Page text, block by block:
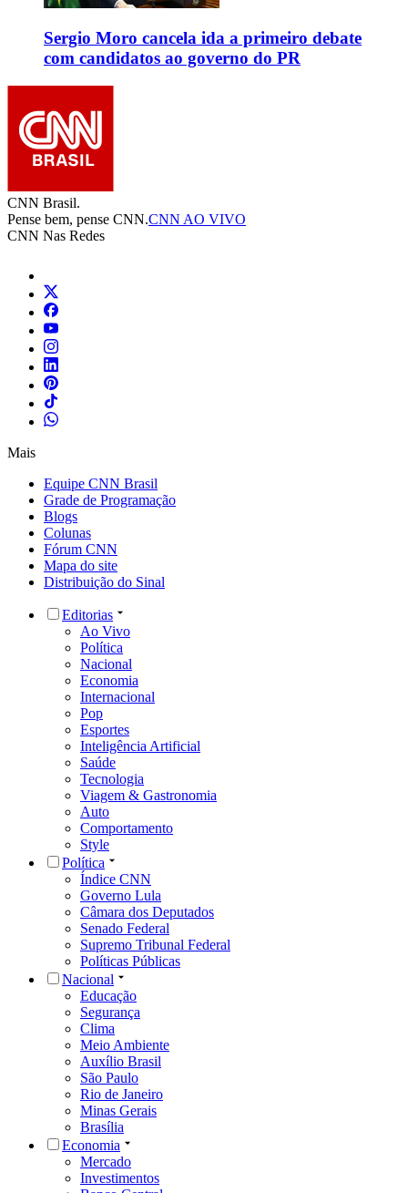
Sergio Moro cancela ida a primeiro debate
com candidatos ao governo do PR
CNN Brasil.
Pense bem, pense CNN.CNN AO VIVO
CNN Nas Redes
Mais
Equipe CNN Brasil
Grade de Programação
Blogs
Colunas
Fórum CNN
Mapa do site
Distribuição do Sinal
Editorias
Ao Vivo
Política
Nacional
Economia
Internacional
Pop
Esportes
Inteligência Artificial
Saúde
Tecnologia
Viagem & Gastronomia
Auto
Comportamento
Style
Política
Índice CNN
Governo Lula
Câmara dos Deputados
Senado Federal
Supremo Tribunal Federal
Políticas Públicas
Nacional
Educação
Segurança
Clima
Meio Ambiente
Auxílio Brasil
São Paulo
Rio de Janeiro
Minas Gerais
Brasília
Economia
Mercado
Investimentos